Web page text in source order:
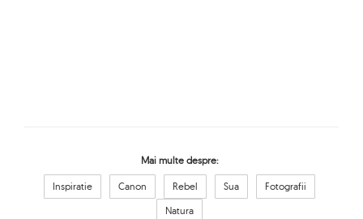
Mai multe despre:
Inspiratie Canon Rebel Sua
Fotografii
Natura